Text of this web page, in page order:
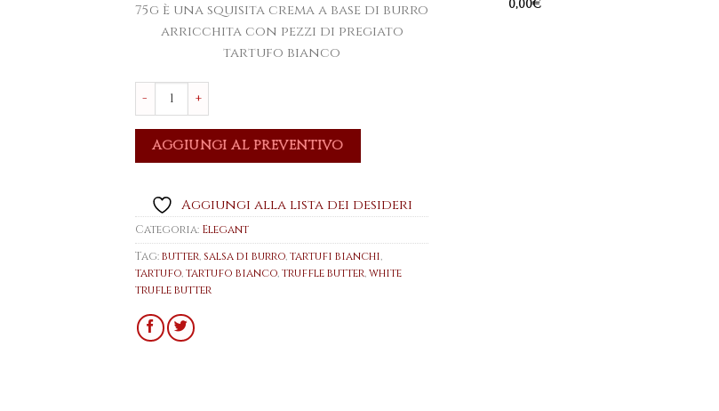
75g è una squisita crema a base di burro
arricchita con pezzi di pregiato
tartufo bianco
La Salsa di Burro con Tartufi Bianchi 75g quantità
AGGIUNGI AL PREVENTIVO
Aggiungi alla lista dei desideri
Categoria: Elegant
Tag:butter, salsa di burro,tartufi bianchi,
tartufo,tartufo bianco,truffle butter,white
trufle butter
0,00€